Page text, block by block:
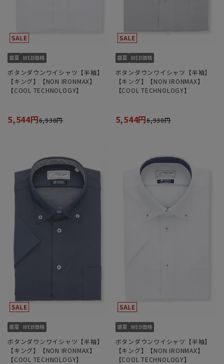
ボタンダウンワイシャツ【半袖】
【キング】【NON IRONMAX】
【COOL TECHNOLOGY】
5,544円6,930円
ボタンダウンワイシャツ【半袖】
【キング】【NON IRONMAX】
【COOL TECHNOLOGY】
5,544円6,930円
ボタンダウンワイシャツ【半袖】
【キング】【NON IRONMAX】
【COOL TECHNOLOGY】
ボタンダウンワイシャツ【半袖】
【キング】【NON IRONMAX】
【COOL TECHNOLOGY】